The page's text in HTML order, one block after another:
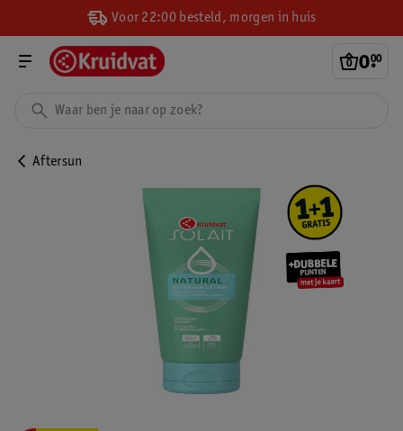
Voor 22:00 besteld, morgen in huis
0.
00
Aftersun